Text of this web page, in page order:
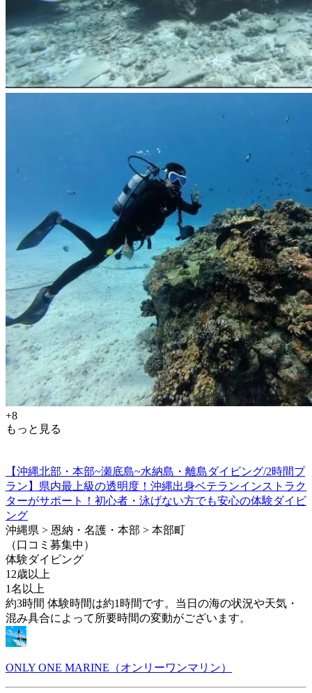
+8
もっと見る
【沖縄北部・本部~瀬底島~水納島・離島ダイビング/2時間プ
ラン】県内最上級の透明度！沖縄出身ベテランインストラク
ターがサポート！初心者・泳げない方でも安心の体験ダイビ
ング
沖縄県 > 恩納・名護・本部 > 本部町
（口コミ募集中）
体験ダイビング
12歳以上
1名以上
約3時間 体験時間は約1時間です。当日の海の状況や天気・
混み具合によって所要時間の変動がございます。
ONLY ONE MARINE（オンリーワンマリン）